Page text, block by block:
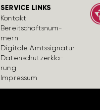
SERVICE LINKS
Kontakt
Bereit­schafts­num­
mern
Digi­tale Amts­si­gnatur
Daten­schutz­er­klä­
rung
Impressum